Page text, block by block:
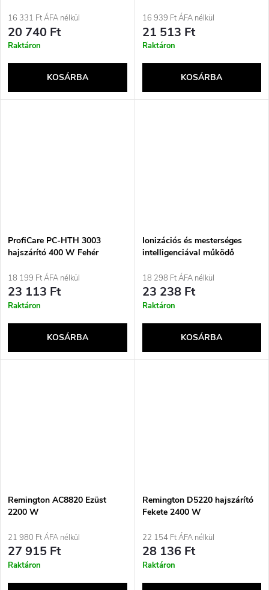
16 331 Ft ÁFA nélkül
20 740 Ft
Raktáron
KOSÁRBA
16 939 Ft ÁFA nélkül
21 513 Ft
Raktáron
KOSÁRBA
ProfiCare PC-HTH 3003
hajszárító 400 W Fehér
18 199 Ft ÁFA nélkül
23 113 Ft
Raktáron
KOSÁRBA
Ionizációs és mesterséges
intelligenciával működő
Force AI
18 298 Ft ÁFA nélkül
23 238 Ft
Raktáron
KOSÁRBA
Remington AC8820 Ezüst
2200 W
21 980 Ft ÁFA nélkül
27 915 Ft
Raktáron
Remington D5220 hajszárító
Fekete 2400 W
22 154 Ft ÁFA nélkül
28 136 Ft
Raktáron